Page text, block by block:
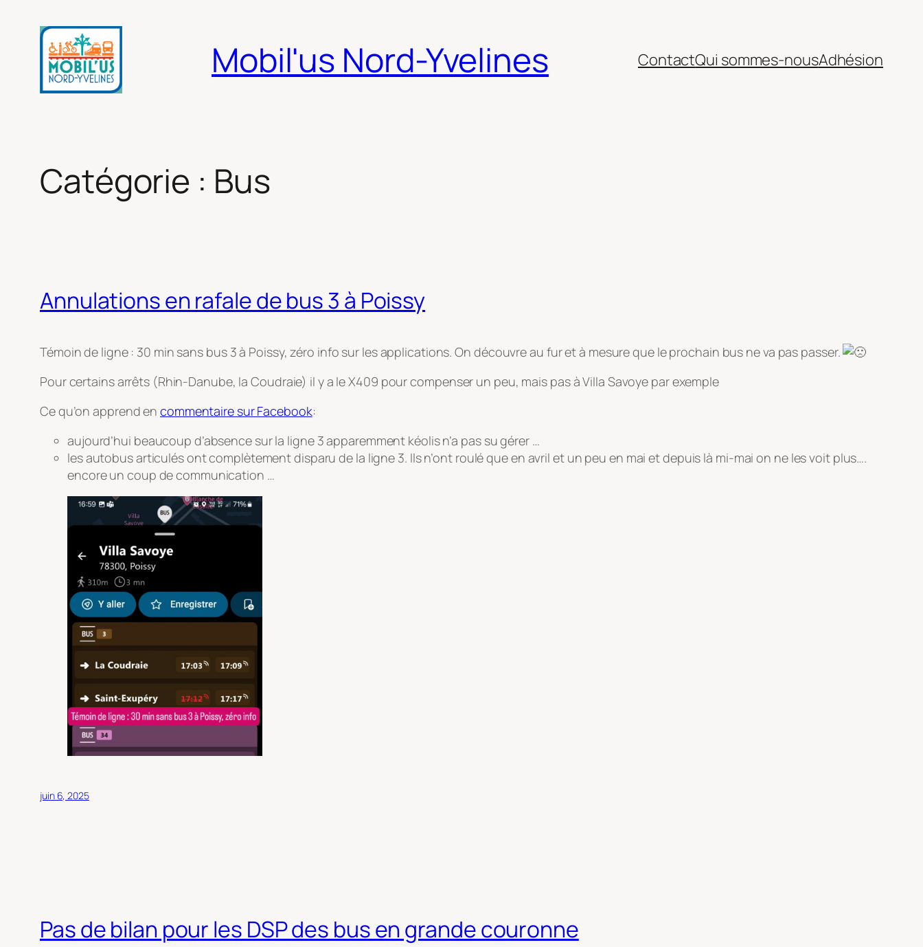
contenu
Mobil'us Nord-Yvelines ContactQui sommes-nousAdhésion
Catégorie : Bus
Annulations en rafale de bus 3 à Poissy
Témoin de ligne : 30 min sans bus 3 à Poissy, zéro info sur les applications. On découvre au fur et à mesure que le prochain bus ne va pas passer.
Pour certains arrêts (Rhin-Danube, la Coudraie) il y a le X409 pour compenser un peu, mais pas à Villa Savoye par exemple
Ce qu’on apprend en commentaire sur Facebook:
aujourd’hui beaucoup d’absence sur la ligne 3 apparemment kéolis n’a pas su gérer …
les autobus articulés ont complètement disparu de la ligne 3. Ils n’ont roulé que en avril et un peu en mai et depuis là mi-mai on ne les voit plus….
encore un coup de communication …
juin 6, 2025
Pas de bilan pour les DSP des bus en grande couronne